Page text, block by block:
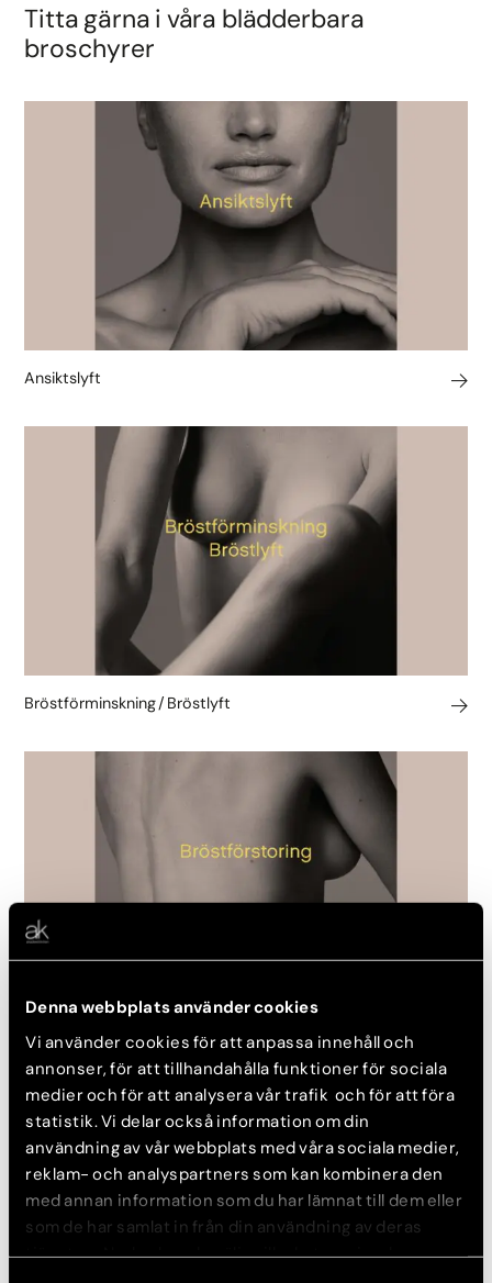
Denna webbplats använder cookies
Vi använder cookies för att anpassa innehåll och
annonser, för att tillhandahålla funktioner för sociala
medier och för att analysera vår trafik och för att föra
statistik. Vi delar också information om din
användning av vår webbplats med våra sociala medier,
reklam- och analyspartners som kan kombinera den
med annan information som du har lämnat till dem eller
som de har samlat in från din användning av deras
tjänster. Nedan kan du välja vilka kategorier du
Titta gärna i våra blädderbara
broschyrer
Ansiktslyft
Bröstförminskning / Bröstlyft